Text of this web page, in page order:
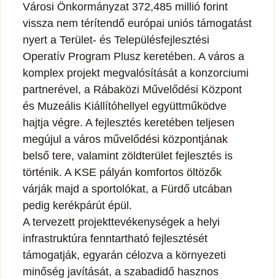
Városi Önkormányzat 372,485 millió forint
vissza nem térítendő európai uniós támogatást
nyert a Terület- és Településfejlesztési
Operatív Program Plusz keretében. A város a
komplex projekt megvalósítását a konzorciumi
partnerével, a Rábaközi Művelődési Központ
és Muzeális Kiállítóhellyel együttműködve
hajtja végre. A fejlesztés keretében teljesen
megújul a város művelődési központjának
belső tere, valamint zöldterület fejlesztés is
történik. A KSE pályán komfortos öltözők
várják majd a sportolókat, a Fürdő utcában
pedig kerékpárút épül.
A tervezett projekttevékenységek a helyi
infrastruktúra fenntartható fejlesztését
támogatják, egyarán célozva a környezeti
minőség javítását, a szabadidő hasznos